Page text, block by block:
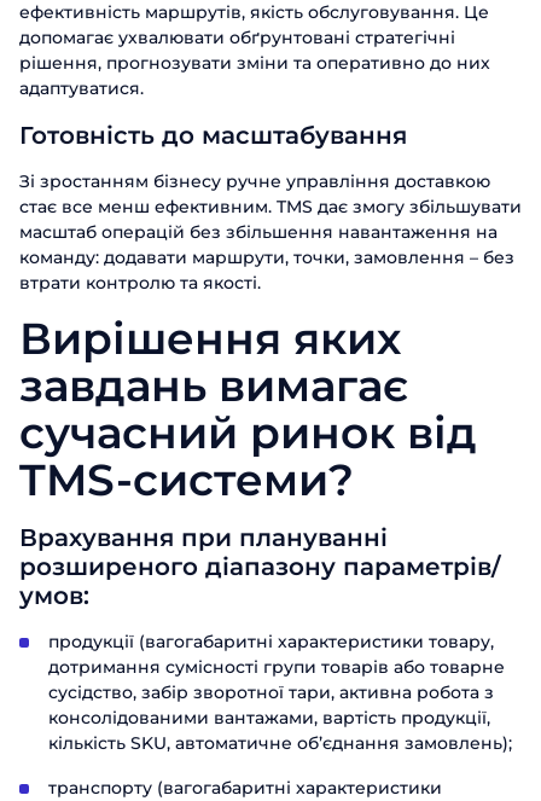
ефективність маршрутів, якість обслуговування. Це
допомагає ухвалювати обґрунтовані стратегічні
рішення, прогнозувати зміни та оперативно до них
адаптуватися.
Готовність до масштабування
Зі зростанням бізнесу ручне управління доставкою
стає все менш ефективним. TMS дає змогу збільшувати
масштаб операцій без збільшення навантаження на
команду: додавати маршрути, точки, замовлення – без
втрати контролю та якості.
Вирішення яких
завдань вимагає
сучасний ринок від
TMS-системи?
Врахування при плануванні
розширеного діапазону параметрів/
умов:
продукції (вагогабаритні характеристики товару,
дотримання сумісності групи товарів або товарне
сусідство, забір зворотної тари, активна робота з
консолідованими вантажами, вартість продукції,
кількість SKU, автоматичне об’єднання замовлень);
транспорту (вагогабаритні характеристики